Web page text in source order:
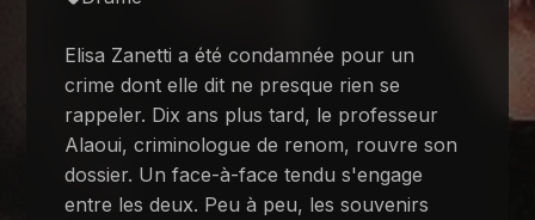
Elisa Zanetti a été condamnée pour un
crime dont elle dit ne presque rien se
rappeler. Dix ans plus tard, le professeur
Alaoui, criminologue de renom, rouvre son
dossier. Un face-à-face tendu s'engage
entre les deux. Peu à peu, les souvenirs